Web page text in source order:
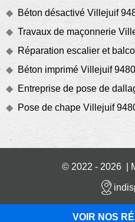
Béton désactivé Villejuif
Travaux de maçonnerie
Réparation escalier et
Béton imprimé Villejuif
Entreprise de pose de
Pose de chape Villejuif
© 2022 - 2026 |
VOIR NOS